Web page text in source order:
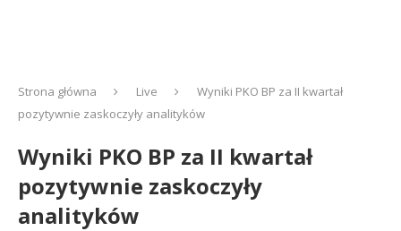
Strona główna Live
Wyniki PKO BP za II kwartał
pozytywnie zaskoczyły analityków
Wyniki PKO BP za II kwartał
pozytywnie zaskoczyły
analityków